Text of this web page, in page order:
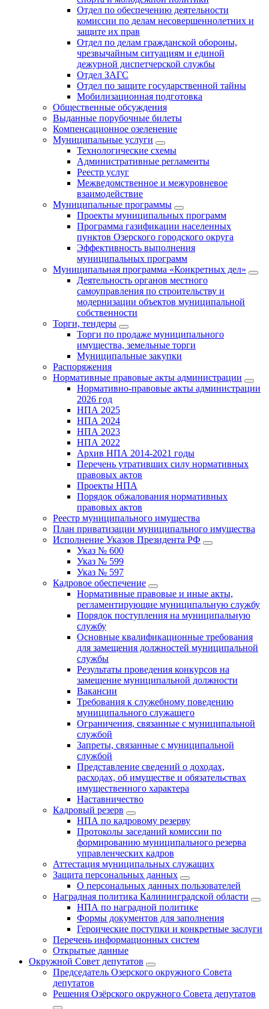
Отдел по обеспечению деятельности
комиссии по делам несовершеннолетних и
защите их прав
Отдел по делам гражданской обороны,
чрезвычайным ситуациям и единой
дежурной диспетчерской службы
Отдел ЗАГС
Отдел по защите государственной тайны
Мобилизационная подготовка
Общественные обсуждения
Выданные порубочные билеты
Компенсационное озеленение
Муниципальные услуги
Технологические схемы
Административные регламенты
Реестр услуг
Межведомственное и межуровневое
взаимодействие
Муниципальные программы
Проекты муниципальных программ
Программа газификации населенных
пунктов Озерского городского округа
Эффективность выполнения
муниципальных программ
Муниципальная программа «Конкретных дел»
Деятельность органов местного
самоуправления по строительству и
модернизации объектов муниципальной
собственности
Торги, тендеры
Торги по продаже муниципального
имущества, земельные торги
Муниципальные закупки
Распоряжения
Нормативные правовые акты администрации
Нормативно-правовые акты администрации
2026 год
НПА 2025
НПА 2024
НПА 2023
НПА 2022
Архив НПА 2014-2021 годы
Перечень утративших силу нормативных
правовых актов
Проекты НПА
Порядок обжалования нормативных
правовых актов
Реестр муниципального имущества
План приватизации муниципального имущества
Исполнение Указов Президента РФ
Указ № 600
Указ № 599
Указ № 597
Кадровое обеспечение
Нормативные правовые и иные акты,
регламентирующие муниципальную службу
Порядок поступления на муниципальную
службу
Основные квалификационные требования
для замещения должностей муниципальной
службы
Результаты проведения конкурсов на
замещение муниципальной должности
Вакансии
Требования к служебному поведению
муниципального служащего
Ограничения, связанные с муниципальной
службой
Запреты, связанные с муниципальной
службой
Представление сведений о доходах,
расходах, об имуществе и обязательствах
имущественного характера
Наставничество
Кадровый резерв
НПА по кадровому резерву
Протоколы заседаний комиссии по
формированию муниципального резерва
управленческих кадров
Аттестация муниципальных служащих
Защита персональных данных
О персональных данных пользователей
Наградная политика Калининградской области
НПА по наградной политике
Формы документов для заполнения
Героические поступки и конкретные заслуги
Перечень информационных систем
Открытые данные
Окружной Совет депутатов
Председатель Озерского окружного Совета
депутатов
Решения Озёрского окружного Совета депутатов